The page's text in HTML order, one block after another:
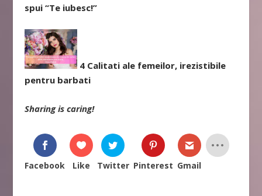
spui “Te iubesc!”
4 Calitati ale femeilor, irezistibile
pentru barbati
Sharing is caring!
Facebook Like Twitter Pinterest Gmail